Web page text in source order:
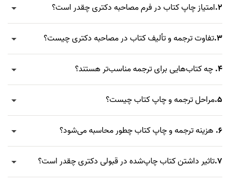
2. امتیاز چاپ کتاب در فرم مصاحبه دکتری چقدر است؟
3.تفاوت ترجمه و تألیف کتاب در مصاحبه دکتری چیست؟
4. چه کتاب‌هایی برای ترجمه مناسب‌تر هستند؟
5.مراحل ترجمه و چاپ کتاب چیست؟
6. هزینه ترجمه و چاپ کتاب چطور محاسبه می‌شود؟
7.تاثیر داشتن کتاب چاپ‌شده در قبولی دکتری چقدر است؟